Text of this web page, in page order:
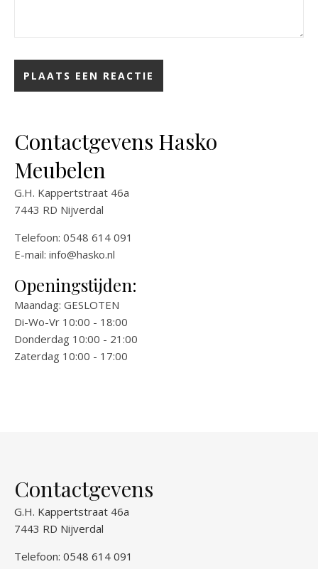
Contactgevens Hasko
Meubelen
G.H. Kappertstraat 46a
7443 RD Nijverdal
Telefoon: 0548 614 091
E-mail: info@hasko.nl
Openingstijden:
Maandag: GESLOTEN
Di-Wo-Vr 10:00 - 18:00
Donderdag 10:00 - 21:00
Zaterdag 10:00 - 17:00
Contactgevens
G.H. Kappertstraat 46a
7443 RD Nijverdal
Telefoon: 0548 614 091